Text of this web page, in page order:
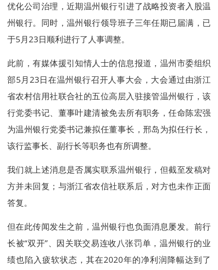
优化公司治理，近期温州银行引进了战略投资者入股温
州银行。同时，温州银行领导班子三年任期已届满，已
于5月23日顺利进行了人事调整。
此前，有媒体援引知情人士的信息报道，温州市委组织
部5月23日在温州银行召开人事大会，大会通过由浙江
省农村信用社联合社的五位高层入驻接管温州银行，该
行党委书记、董事叶建清被免去所有职务，任命陈宏强
为温州银行党委书记兼拟任董事长，邢岛为拟任行长，
该行监事长、副行长等职务也有所调整。
我们就上述消息是否属实联系温州银行，但截至发稿对
方并未回复；与浙江省农信社联系后，对方也未作正面
答复。
但在此传闻发生之前，温州银行也负面消息屡发。前行
长被“双开”、因关联交易连收八张罚单，温州银行的业
绩也陷入疲软状态，其在2020年的净利润降幅达到了